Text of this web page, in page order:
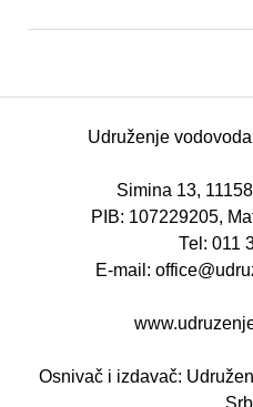
Udruženje
Simina 13,
PIB: 107229205,
Теl: 011
E-mail:
Osnivač i izdavač: